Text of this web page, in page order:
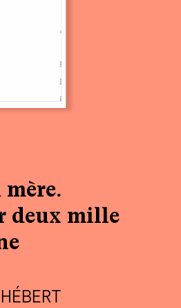
mère.
deux mille